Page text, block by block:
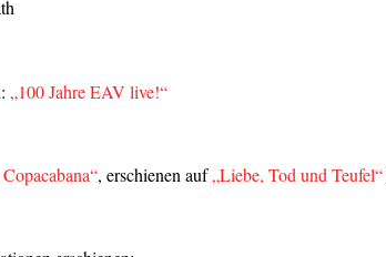
„100 Jahre EAV live!“
, erschienen auf„Liebe, Tod und Teufel“